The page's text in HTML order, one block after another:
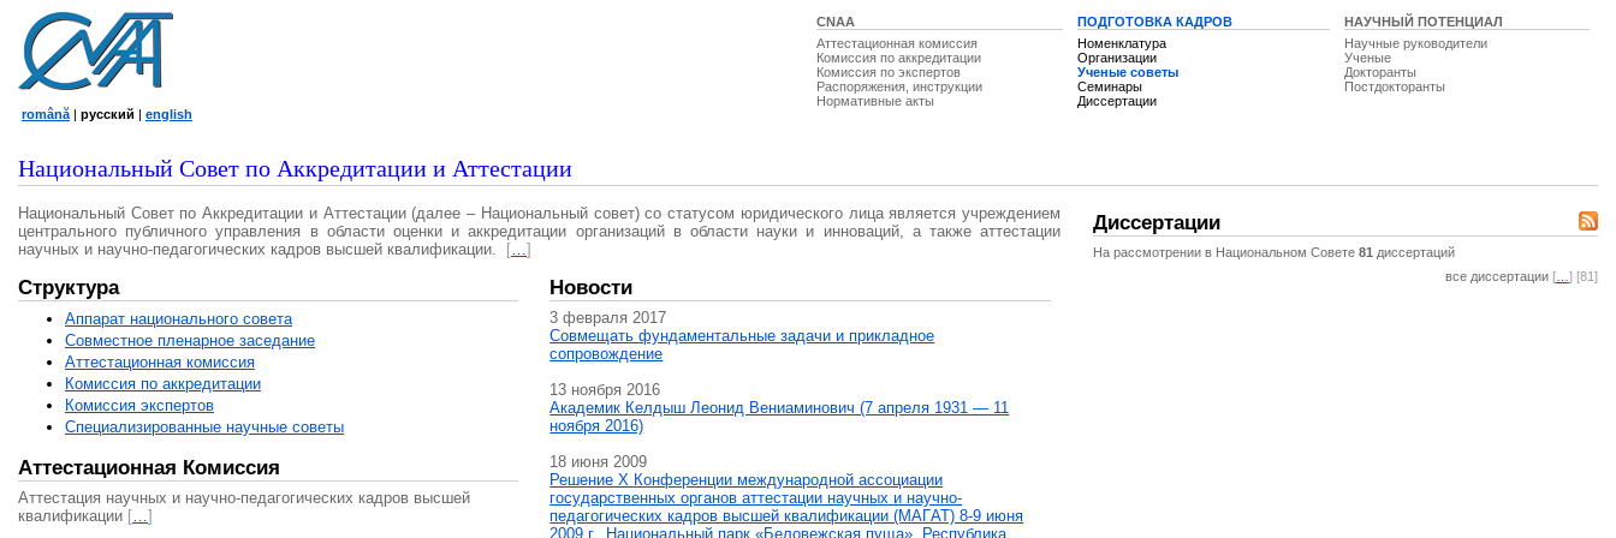
CNAA
Аттестационная комиссия
Комиссия по аккредитации
Комиссия по экспертов
Распоряжения, инструкции
Нормативные акты
ПОДГОТОВКА КАДРОВ
Номенклатура
Организации
Ученые советы
Семинары
Диссертации
НАУЧНЫЙ ПОТЕНЦИАЛ
Научные руководители
Ученые
Докторанты
Постдокторанты
română | русский | english
Национальный Совет по Аккредитации и Аттестации
Национальный Совет по Аккредитации и Аттестации (далее – Национальный совет) со статусом юридического лица является учреждением
центрального публичного управления в области оценки и аккредитации организаций в области науки и инноваций, а также аттестации
научных и научно-педагогических кадров высшей квалификации.
[…]
Структура
Аппарат национального совета
Совместное пленарное заседание
Аттестационная комисcия
Комиссия по аккредитации
Комиссия экспертов
Специализированные научные советы
Аттестационная Комиссия
Аттестация научных и научно-педагогических кадров высшей
квалификации […]
Новости
3 февраля 2017
Совмещать фундаментальные задачи и прикладное
сопровождение
13 ноября 2016
Академик Келдыш Леонид Вениаминович (7 апреля 1931 — 11
ноября 2016)
18 июня 2009
Решение X Конференции международной ассоциации
государственных органов аттестации научных и научно-
педагогических кадров высшей квалификации (МАГAT) 8-9 июня
2009 г., Национальный парк «Беловежская пуща», Республика
Диссертации
На рассмотрении в Национальном Совете 81 диссертаций
все диссертации [ ] [81]